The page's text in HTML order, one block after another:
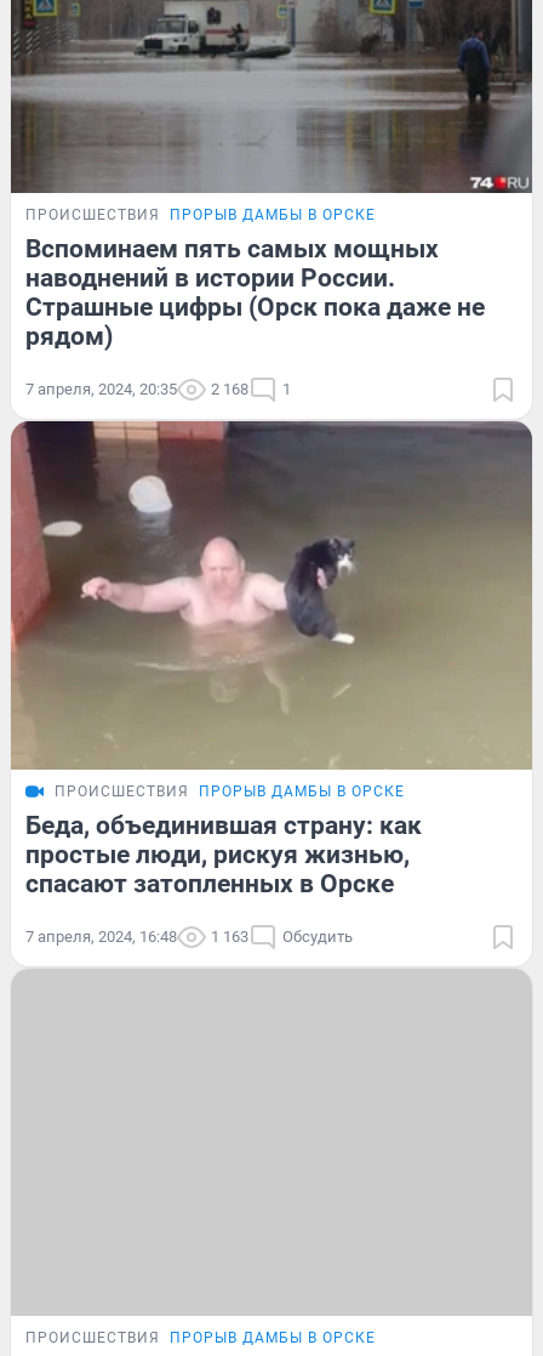
ПРОИСШЕСТВИЯ ПРОРЫВ ДАМБЫ В ОРСКЕ
Вспоминаем пять самых мощных
наводнений в истории России.
Страшные цифры (Орск пока даже не
рядом)
7 апреля, 2024, 20:35 2 168 1
ПРОИСШЕСТВИЯ ПРОРЫВ ДАМБЫ В ОРСКЕ
Беда, объединившая страну: как
простые люди, рискуя жизнью,
спасают затопленных в Орске
7 апреля, 2024, 16:48 1 163 Обсудить
ПРОИСШЕСТВИЯ ПРОРЫВ ДАМБЫ В ОРСКЕ